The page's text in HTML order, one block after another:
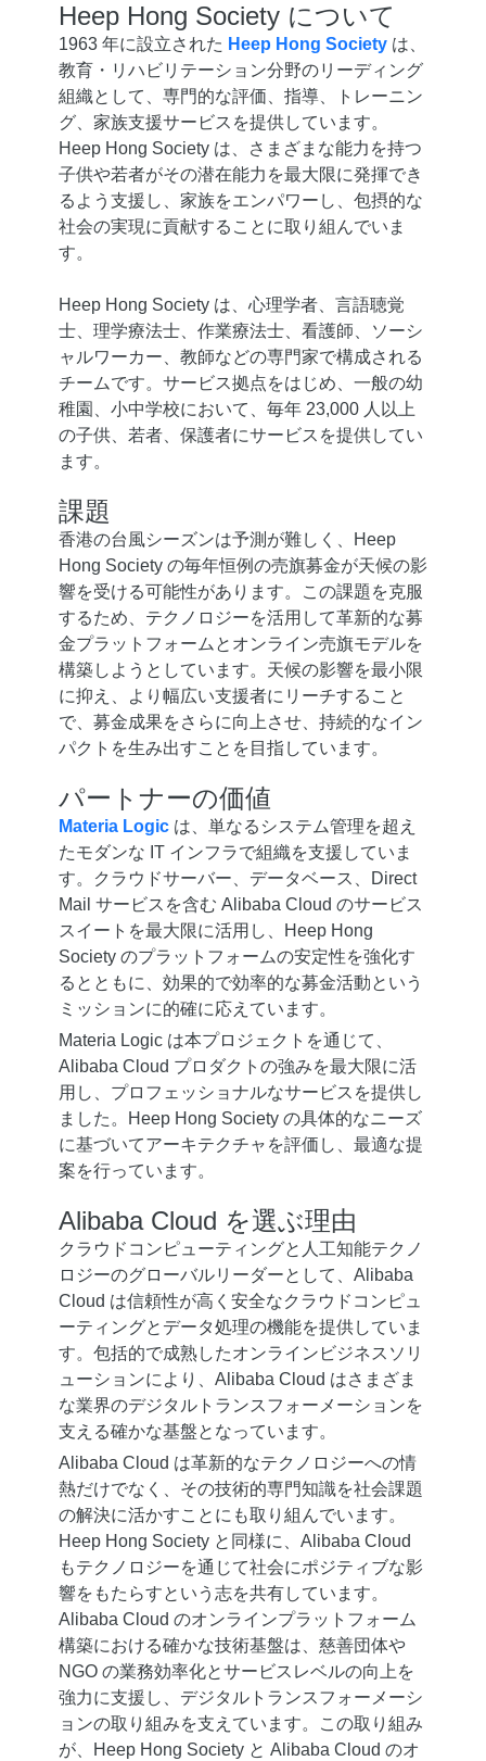
Heep Hong Society について
1963 年に設立された Heep Hong Societyは、
教育・リハビリテーション分野のリーディング
組織として、専門的な評価、指導、トレーニン
グ、家族支援サービスを提供しています。
Heep Hong Society は、さまざまな能力を持つ
子供や若者がその潜在能力を最大限に発揮でき
るよう支援し、家族をエンパワーし、包摂的な
社会の実現に貢献することに取り組んでいま
す。
Heep Hong Society は、心理学者、言語聴覚
士、理学療法士、作業療法士、看護師、ソーシ
ャルワーカー、教師などの専門家で構成される
チームです。サービス拠点をはじめ、一般の幼
稚園、小中学校において、毎年 23,000 人以上
の子供、若者、保護者にサービスを提供してい
ます。
課題
香港の台風シーズンは予測が難しく、Heep
Hong Society の毎年恒例の売旗募金が天候の影
響を受ける可能性があります。この課題を克服
するため、テクノロジーを活用して革新的な募
金プラットフォームとオンライン売旗モデルを
構築しようとしています。天候の影響を最小限
に抑え、より幅広い支援者にリーチすること
で、募金成果をさらに向上させ、持続的なイン
パクトを生み出すことを目指しています。
パートナーの価値
Materia Logicは、単なるシステム管理を超え
たモダンな IT インフラで組織を支援していま
す。クラウドサーバー、データベース、Direct
Mail サービスを含む Alibaba Cloud のサービス
スイートを最大限に活用し、Heep Hong
Society のプラットフォームの安定性を強化す
るとともに、効果的で効率的な募金活動という
ミッションに的確に応えています。
Materia Logic は本プロジェクトを通じて、
Alibaba Cloud プロダクトの強みを最大限に活
用し、プロフェッショナルなサービスを提供し
ました。Heep Hong Society の具体的なニーズ
に基づいてアーキテクチャを評価し、最適な提
案を行っています。
Alibaba Cloud を選ぶ理由
クラウドコンピューティングと人工知能テクノ
ロジーのグローバルリーダーとして、Alibaba
Cloud は信頼性が高く安全なクラウドコンピュ
ーティングとデータ処理の機能を提供していま
す。包括的で成熟したオンラインビジネスソリ
ューションにより、Alibaba Cloud はさまざま
な業界のデジタルトランスフォーメーションを
支える確かな基盤となっています。
Alibaba Cloud は革新的なテクノロジーへの情
熱だけでなく、その技術的専門知識を社会課題
の解決に活かすことにも取り組んでいます。
Heep Hong Society と同様に、Alibaba Cloud
もテクノロジーを通じて社会にポジティブな影
響をもたらすという志を共有しています。
Alibaba Cloud のオンラインプラットフォーム
構築における確かな技術基盤は、慈善団体や
NGO の業務効率化とサービスレベルの向上を
強力に支援し、デジタルトランスフォーメーシ
ョンの取り組みを支えています。この取り組み
が、Heep Hong Society と Alibaba Cloud のオ